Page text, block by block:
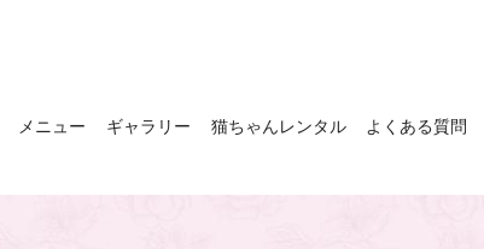
メニュー ギャラリー 猫ちゃんレンタル よくある質問